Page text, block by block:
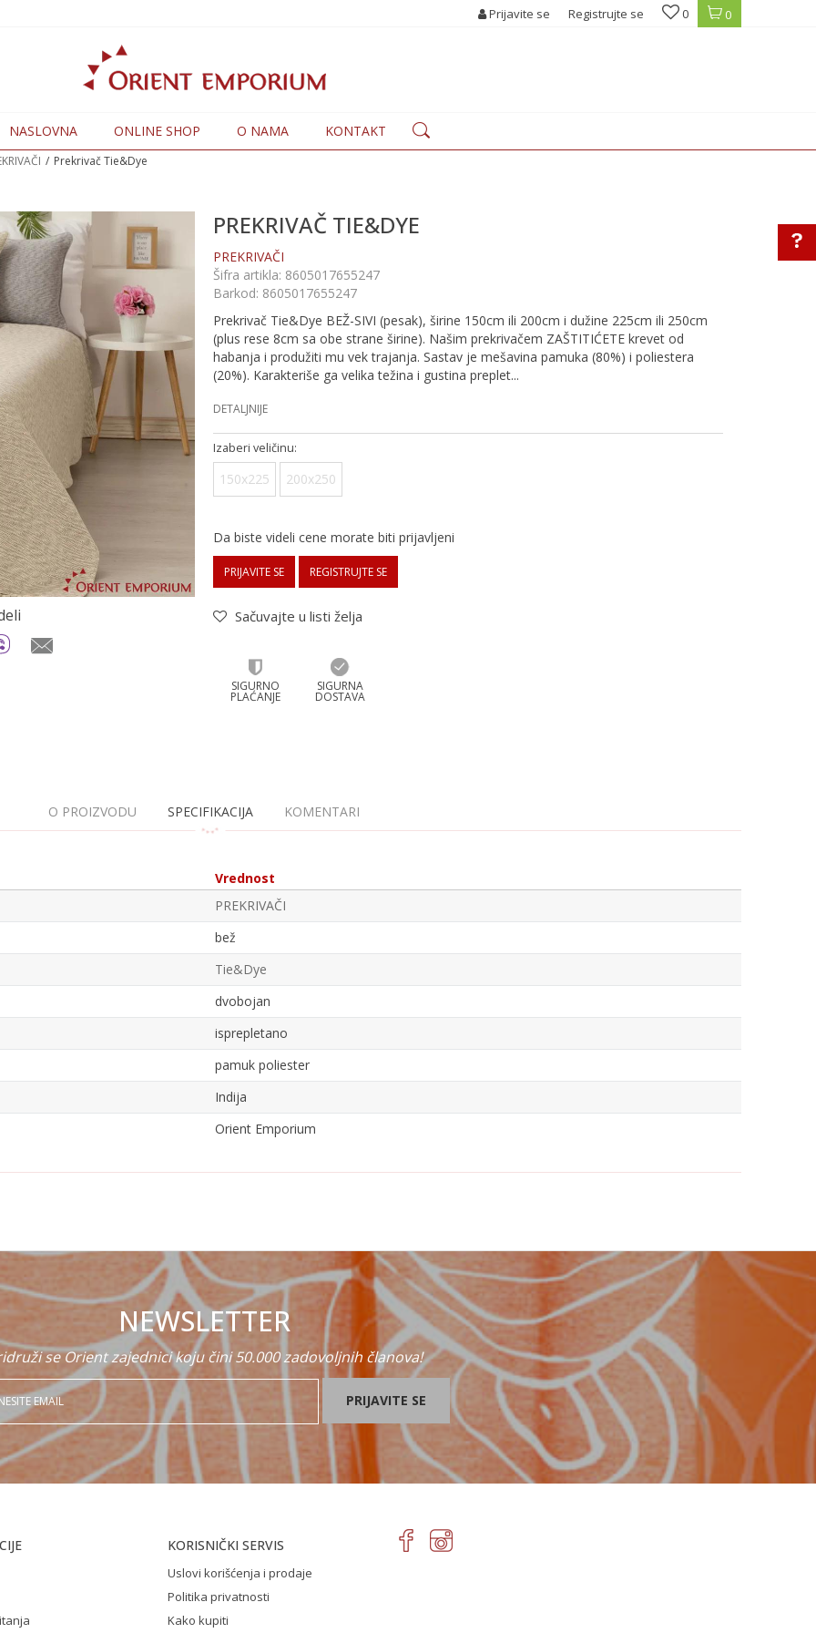
0
0
Prijavite se Registrujte se
NASLOVNA ONLINE SHOP O NAMA KONTAKT
Prekrivač Tie&Dye
PREKRIVAČ TIE&DYE
PREKRIVAČI
Šifra artikla: 8605017655247
Barkod: 8605017655247
Prekrivač Tie&Dye BEŽ-SIVI (pesak), širine 150cm ili 200cm i dužine 225cm ili 250cm
(plus rese 8cm sa obe strane širine). Našim prekrivačem ZAŠTITIĆETE krevet od
habanja i produžiti mu vek trajanja. Sastav je mešavina pamuka (80%) i poliestera
(20%). Karakteriše ga velika težina i gustina preplet...
DETALJNIJE
Izaberi veličinu:
150x225 200x250
Da biste videli cene morate biti prijavljeni
PRIJAVITE SE REGISTRUJTE SE
Sačuvajte u listi želja
SIGURNO
PLAĆANJE
SIGURNA
DOSTAVA
O PROIZVODU SPECIFIKACIJA KOMENTARI
Vrednost
PREKRIVAČI
bež
Tie&Dye
dvobojan
isprepletano
pamuk poliester
Indija
Orient Emporium
NEWSLETTER
se Orient zajednici koju čini 50.000 zadovoljnih članova!
PRIJAVITE SE
KORISNIČKI SERVIS
Uslovi korišćenja i prodaje
Politika privatnosti
Kako kupiti